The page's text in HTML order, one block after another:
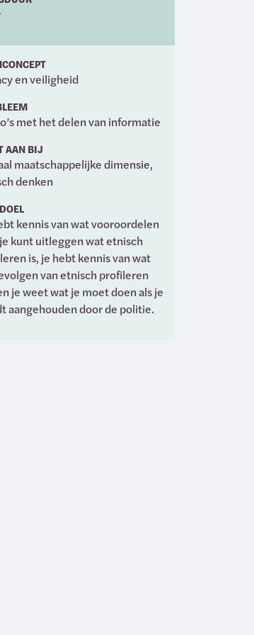
en veiligheid
met het delen van informatie
AAN BIJ
maatschappelijke dimensie,
denken
kennis van wat vooroordelen
kunt uitleggen wat etnisch
is, je hebt kennis van wat
van etnisch profileren
je weet wat je moet doen als je
aangehouden door de politie.